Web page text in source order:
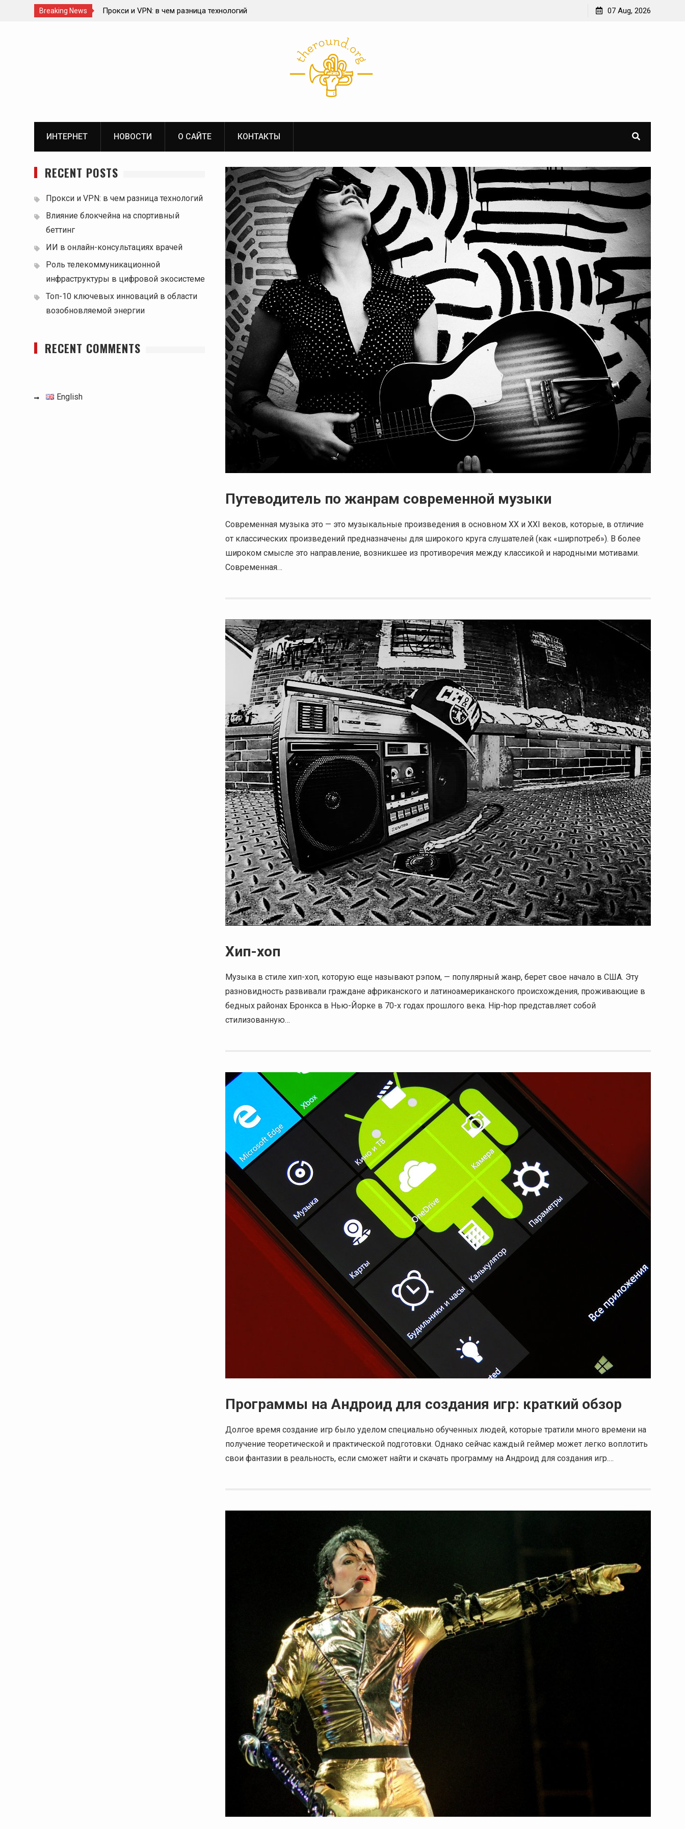
Breaking News
Прокси и VPN: в чем разница технологий
07 Aug, 2026
ИНТЕРНЕТ НОВОСТИ О САЙТЕ КОНТАКТЫ
Путеводитель по жанрам современной музыки
Современная музыка это — это музыкальные произведения в основном ХХ и XXI веков, которые, в отличие
от классических произведений предназначены для широкого круга слушателей (как «ширпотреб»). В более
широком смысле это направление, возникшее из противоречия между классикой и народными мотивами.
Современная…
Хип-хоп
Музыка в стиле хип-хоп, которую еще называют рэпом, — популярный жанр, берет свое начало в США. Эту
разновидность развивали граждане африканского и латиноамериканского происхождения, проживающие в
бедных районах Бронкса в Нью-Йорке в 70-х годах прошлого века. Hip-hop представляет собой
стилизованную…
Программы на Андроид для создания игр: краткий обзор
Долгое время создание игр было уделом специально обученных людей, которые тратили много времени на
получение теоретической и практической подготовки. Однако сейчас каждый геймер может легко воплотить
свои фантазии в реальность, если сможет найти и скачать программу на Андроид для создания игр.…
RECENT POSTS
Прокси и VPN: в чем разница технологий
Влияние блокчейна на спортивный
беттинг
ИИ в онлайн-консультациях врачей
Роль телекоммуникационной
инфраструктуры в цифровой экосистеме
Топ-10 ключевых инноваций в области
возобновляемой энергии
RECENT COMMENTS
English